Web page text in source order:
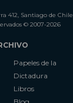
412, Santiago de Chile
© 2007-2026
Papeles de la
Dictadura
Libros